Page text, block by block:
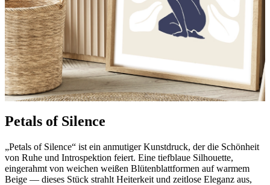
Petals of Silence
„Petals of Silence“ ist ein anmutiger Kunstdruck, der die Schönheit
von Ruhe und Introspektion feiert. Eine tiefblaue Silhouette,
eingerahmt von weichen weißen Blütenblattformen auf warmem
Beige — dieses Stück strahlt Heiterkeit und zeitlose Eleganz aus,